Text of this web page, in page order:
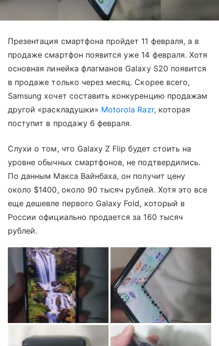
Презентация смартфона пройдет 11 февраля, а в
продаже смартфон появится уже 14 февраля. Хотя
основная линейка флагманов Galaxy S20 появится
в продаже только через месяц. Скорее всего,
Samsung хочет составить конкуренцию продажам
другой «раскладушки» Motorola Razr, которая
поступит в продажу 6 февраля.
Слухи о том, что Galaxy Z Flip будет стоить на
уровне обычных смартфонов, не подтвердились.
По данным Макса Вайнбаха, он получит цену
около $1400, около 90 тысяч рублей. Хотя это все
еще дешевле первого Galaxy Fold, который в
России официально продается за 160 тысяч
рублей.